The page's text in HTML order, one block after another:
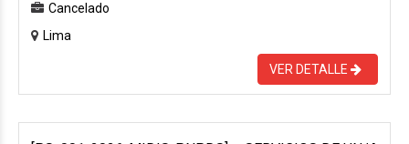
Cancelado
Lima
VER DETALLE